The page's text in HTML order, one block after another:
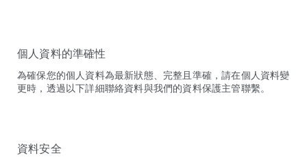
個人資料的準確性
為確保您的個人資料為最新狀態、完整且準確，請在個人資料變
更時，透過以下詳細聯絡資料與我們的資料保護主管聯繫。
資料安全